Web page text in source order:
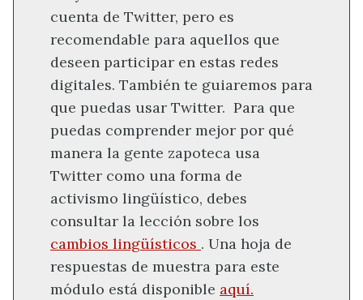
cuenta de Twitter, pero es
recomendable para aquellos que
deseen participar en estas redes
digitales. También te guiaremos para
que puedas usar Twitter. Para que
puedas comprender mejor por qué
manera la gente zapoteca usa
Twitter como una forma de
activismo lingüístico, debes
consultar la lección sobre los
cambios lingüísticos . Una hoja de
respuestas de muestra para este
módulo está disponible aquí.